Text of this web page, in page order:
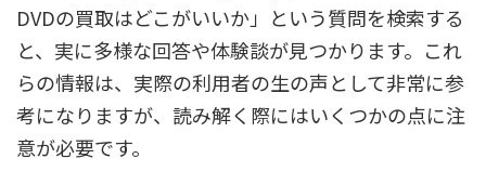
DVDの買取はどこがいいか」という質問を検索する
と、実に多様な回答や体験談が見つかります。これ
らの情報は、実際の利用者の生の声として非常に参
考になりますが、読み解く際にはいくつかの点に注
意が必要です。